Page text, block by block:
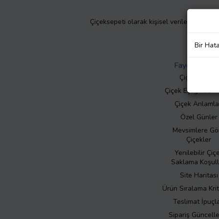
Çiçeksepeti olarak kişisel verilerinizin
Faydalı Bilgiler
Çiçek Bakımı
Çiçek Eşliğinde
Çiçek
Özel Günler
Mevsimlere
Çiçekler
Yenilebilir
Saklama
Site Haritası
Ürün Sıralama
Teslimat
Sipariş
Bir